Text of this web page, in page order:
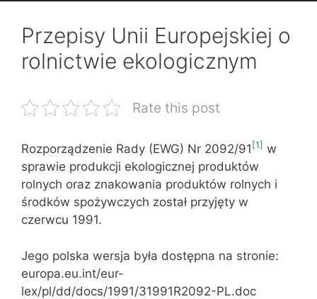
Przepisy Unii Europejskiej o
rolnictwie ekologicznym
Rate this post
Rozporządzenie Rady (EWG) Nr 2092/91 [1] w
sprawie produkcji ekologicznej produktów
rolnych oraz znakowania produktów rolnych i
środków spożywczych został przyjęty w
czerwcu 1991.
Jego polska wersja była dostępna na stronie:
europa.eu.int/eur-
lex/pl/dd/docs/1991/31991R2092-PL.doc